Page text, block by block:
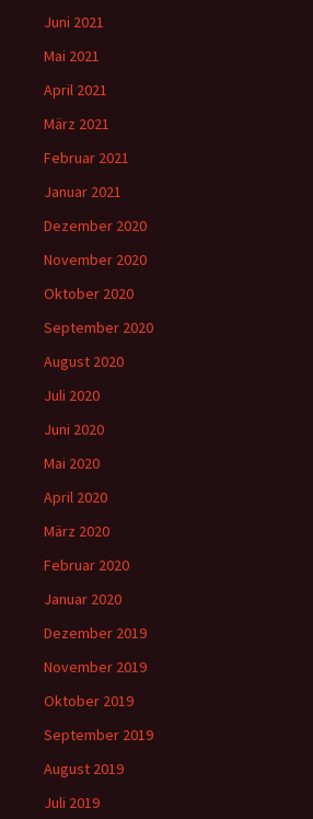
Juni 2021
Mai 2021
April 2021
März 2021
Februar 2021
Januar 2021
Dezember 2020
November 2020
Oktober 2020
September 2020
August 2020
Juli 2020
Juni 2020
Mai 2020
April 2020
März 2020
Februar 2020
Januar 2020
Dezember 2019
November 2019
Oktober 2019
September 2019
August 2019
Juli 2019